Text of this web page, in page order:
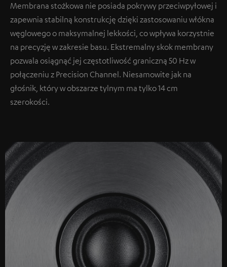
Membrana stożkowa nie posiada pokrywy przeciwpyłowej i
zapewnia stabilną konstrukcję dzięki zastosowaniu włókna
węglowego o maksymalnej lekkości, co wpływa korzystnie
na precyzję w zakresie basu. Ekstremalny skok membrany
pozwala osiągnąć jej częstotliwość graniczną 50 Hz w
połączeniu z Precision Channel. Niesamowite jak na
głośnik, który w obszarze tylnym ma tylko 14 cm
szerokości.